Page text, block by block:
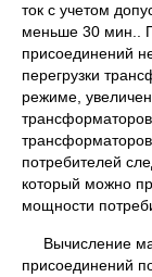
ток с учетом
меньше 30 мин..
присоединений
перегрузки
режиме,
потребителей
который можно
мощности
Вычисление
присоединений